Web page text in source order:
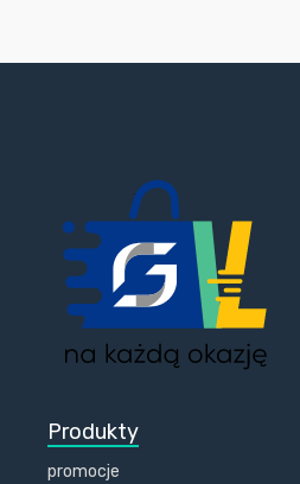
Produkty
promocje